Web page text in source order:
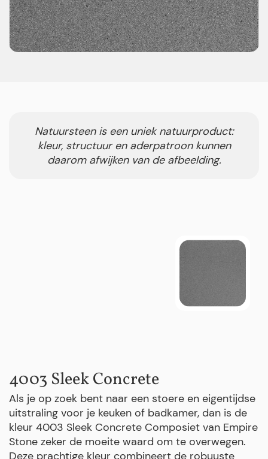
Natuursteen is een uniek natuurproduct:
kleur, structuur en aderpatroon kunnen
daarom afwijken van de afbeelding.
4003 Sleek Concrete
Als je op zoek bent naar een stoere en eigentijdse
uitstraling voor je keuken of badkamer, dan is de
kleur 4003 Sleek Concrete Composiet van Empire
Stone zeker de moeite waard om te overwegen.
Deze prachtige kleur combineert de robuuste